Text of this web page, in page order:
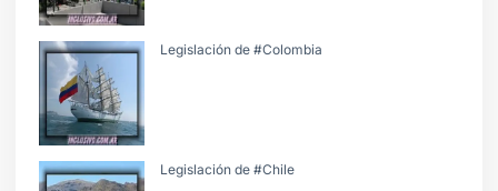
Legislación de #Colombia
Legislación de #Chile